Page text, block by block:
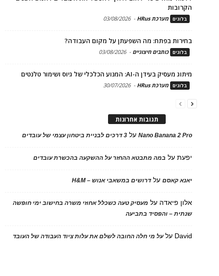
הקרובות
בלוגים מערכת HRus -
03/08/2026
בחירות בפתח: מה השפעתן על מקום העבודה?
בלוגים כותבים חיצוניים -
03/08/2026
מיתוג מעסיק בעידן ה-AI: המנוע הכלכלי של גיוס ושימור טלנטים
בלוגים מערכת HRus -
30/07/2026
תגובות אחרונות
Nano Banana 2 Proעל 3 דרכים לבניית ביטחון עצמי של עובדים
יפעתעל במה מתבטא ההחזר על ההשקעה בהכשרת עובדים
יאנא קאסםעלדרושים במשאבי אנוש – H&M
אלון פיאדה על מעסיק טעה כשכלל אחוזי משרה בחישוב ימי חופשה
שנתית – והפסיד בתביעה
David עלעל מי חלה החובה לשלם את עלות ציוד העבודה של העובד